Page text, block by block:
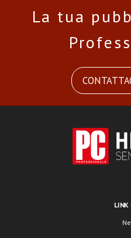
La tua
LINK